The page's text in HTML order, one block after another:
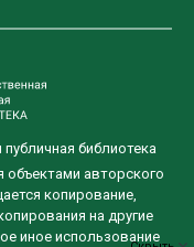
библиотека
объектами авторского
копирование,
на другие
иное использование